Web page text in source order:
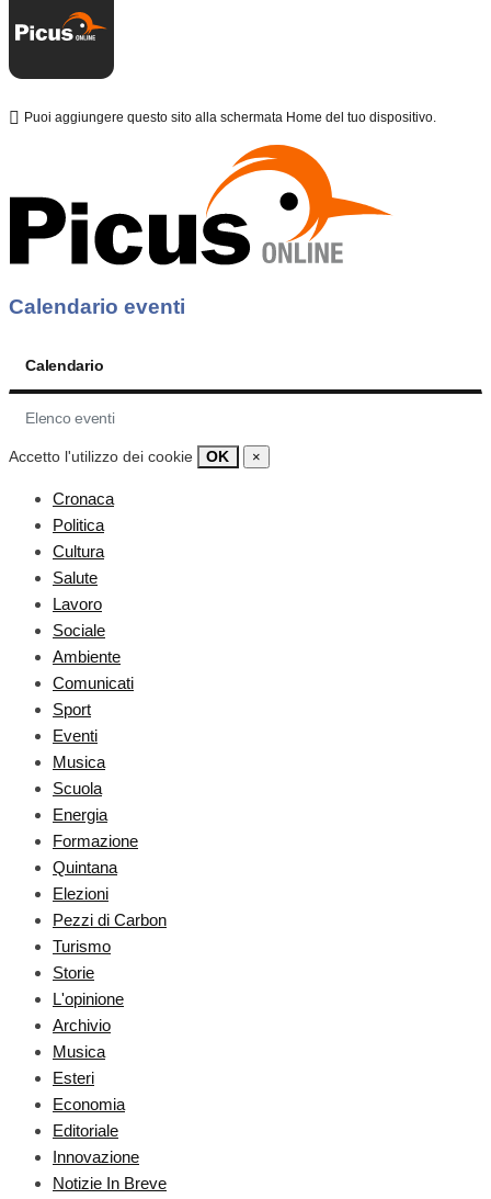
Puoi aggiungere questo sito alla schermata Home del tuo dispositivo.
Calendario eventi
Calendario
Elenco eventi
Accetto l'utilizzo dei cookie OK ×
Cronaca
Politica
Cultura
Salute
Lavoro
Sociale
Ambiente
Comunicati
Sport
Eventi
Musica
Scuola
Energia
Formazione
Quintana
Elezioni
Pezzi di Carbon
Turismo
Storie
L'opinione
Archivio
Musica
Esteri
Economia
Editoriale
Innovazione
Notizie In Breve